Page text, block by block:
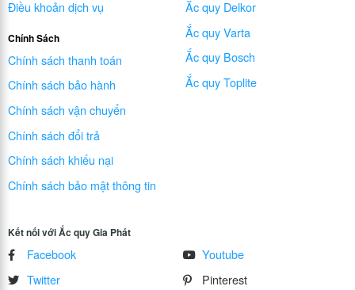
Điều khoản dịch vụ
Chính Sách
Chính sách thanh toán
Chính sách bảo hành
Chính sách vận chuyển
Chính sách đổi trả
Chính sách khiếu nại
Chính sách bảo mật thông tin
Ắc quy Delkor
Ắc quy Varta
Ắc quy Bosch
Ắc quy Toplite
Kết nối với Ắc quy Gia Phát
Facebook
Twitter
Youtube
Pinterest